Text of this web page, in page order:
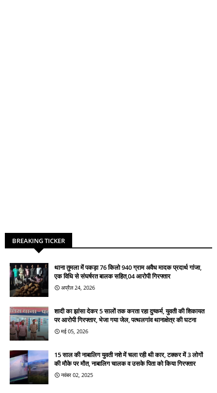
BREAKING TICKER
थाना तुमला में पकड़ा 76 किलो 940 ग्राम अवैध मादक प्रदार्थ गांजा,
एक विधि से संघर्षरत बालक सहित,04 आरोपी गिरफ्तार
अप्रैल 24, 2026
शादी का झांसा देकर 5 सालों तक करता रहा दुष्कर्म, युवती की शिकायत
पर आरोपी गिरफ्तार, भेजा गया जेल, पत्थलगांव थानाक्षेत्र की घटना
मई 05, 2026
15 साल की नाबालिग युवती नशे में चला रही थी कार, टक्कर में 3 लोगों
की मौके पर मौत, नाबालिग चालक व उसके पिता को किया गिरफ्तार
नवंबर 02, 2025